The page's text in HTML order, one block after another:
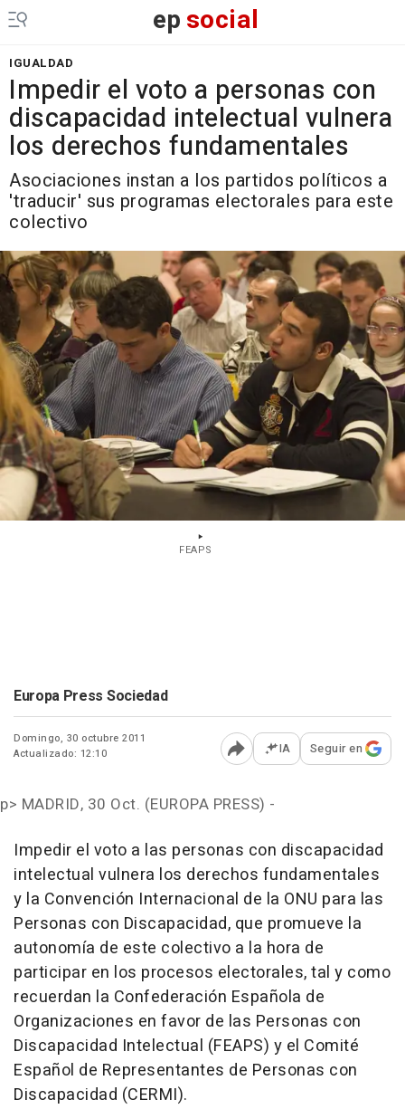
epsocial
IGUALDAD
Impedir el voto a personas con
discapacidad intelectual vulnera
los derechos fundamentales
Asociaciones instan a los partidos políticos a
'traducir' sus programas electorales para este
colectivo
FEAPS
Europa Press Sociedad
Domingo, 30 octubre 2011
Actualizado: 12:10
Abrir opciones para
IA Seguir en
p> MADRID, 30 Oct. (EUROPA PRESS) -
Impedir el voto a las personas con discapacidad
intelectual vulnera los derechos fundamentales
y la Convención Internacional de la ONU para las
Personas con Discapacidad, que promueve la
autonomía de este colectivo a la hora de
participar en los procesos electorales, tal y como
recuerdan la Confederación Española de
Organizaciones en favor de las Personas con
Discapacidad Intelectual (FEAPS) y el Comité
Español de Representantes de Personas con
Discapacidad (CERMI).